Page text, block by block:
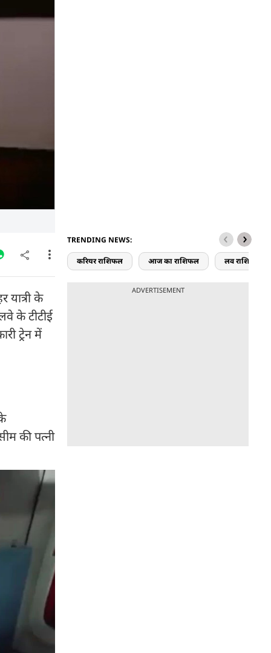
के
के टीटीई
ट्रेन में
की पत्नी
TRENDING NEWS:
करियर राशिफल आज का राशिफल लव राशिफल
ADVERTISEMENT